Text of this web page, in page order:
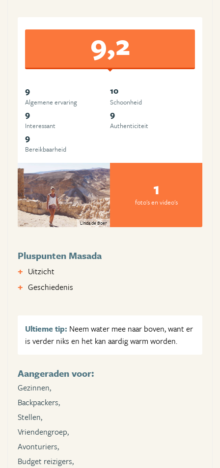
9,2
9
Algemene ervaring
10
Schoonheid
9
Interessant
9
Authenticiteit
9
Bereikbaarheid
Linda de Boer
1
foto's en video's
Pluspunten Masada
Uitzicht
Geschiedenis
Ultieme tip: Neem water mee naar boven, want er
is verder niks en het kan aardig warm worden.
Aangeraden voor:
Gezinnen,
Backpackers,
Stellen,
Vriendengroep,
Avonturiers,
Budget reizigers,